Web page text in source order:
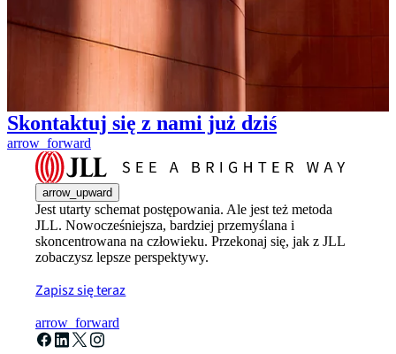
Skontaktuj się z nami już dziś
arrow_forward
arrow_upward
Jest utarty schemat postępowania. Ale jest też metoda
JLL. Nowocześniejsza, bardziej przemyślana i
skoncentrowana na człowieku. Przekonaj się, jak z JLL
zobaczysz lepsze perspektywy.
Zapisz się teraz
arrow_forward